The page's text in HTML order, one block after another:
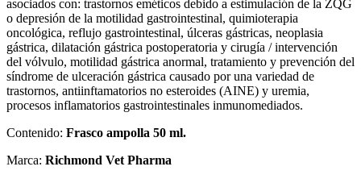
asociados con: trastornos eméticos debido a estimulación de la ZQG
o depresión de la motilidad gastrointestinal, quimioterapia
oncológica, reflujo gastrointestinal, úlceras gástricas, neoplasia
gástrica, dilatación gástrica postoperatoria y cirugía / intervención
del vólvulo, motilidad gástrica anormal, tratamiento y prevención del
síndrome de ulceración gástrica causado por una variedad de
trastornos, antiinftamatorios no esteroides (AINE) y uremia,
procesos inflamatorios gastrointestinales inmunomediados.
Contenido: Frasco ampolla 50 ml.
Marca: Richmond Vet Pharma